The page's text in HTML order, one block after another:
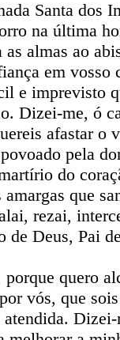
Santa dos
na última
almas ao
em vosso
e imprevisto
Dizei-me, ó
afastar o
pela
do
que
rezai,
de Deus, Pai
quero
vós, que